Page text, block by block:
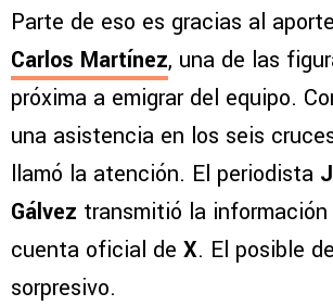
Parte de eso es gracias al
Carlos Martínez, una de las
próxima a emigrar del equipo.
una asistencia en los seis
llamó la atención. El periodista
Gálvez transmitió la
cuenta oficial de X. El posible
sorpresivo.